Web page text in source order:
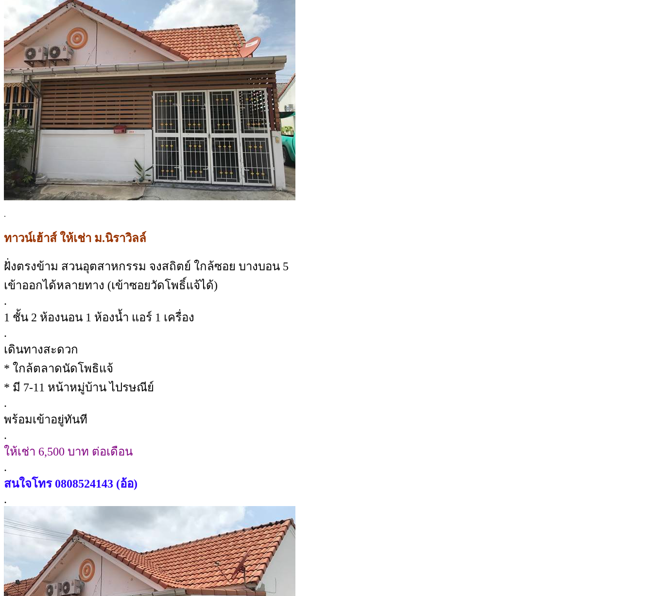
.
ทาวน์เฮ้าส์ ให้เช่า ม.นิราวิลล์
ฝั่งตรงข้าม สวนอุตสาหกรรม จงสถิตย์ ใกล้ซอย บางบอน 5
เข้าออกได้หลายทาง (เข้าซอยวัดโพธิ์แจ้ได้)
.
1 ชั้น 2 ห้องนอน 1 ห้องน้ำ แอร์ 1 เครื่อง
.
เดินทางสะดวก
* ใกล้ตลาดนัดโพธิแจ้
* มี 7-11 หน้าหมู่บ้าน ไปรษณีย์
.
พร้อมเข้าอยู่ทันที
.
ให้เช่า 6,500 บาท ต่อเดือน
.
สนใจโทร 0808524143 (อ้อ)
.